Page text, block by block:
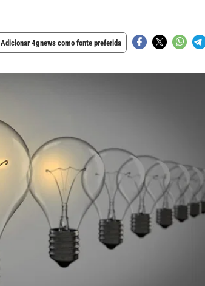
Adicionar 4gnews como fonte preferida